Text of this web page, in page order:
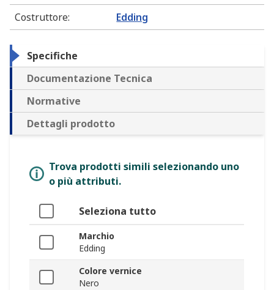
Costruttore: Edding
Specifiche
Documentazione Tecnica
Normative
Dettagli prodotto
Trova prodotti simili selezionando uno
o più attributi.
Seleziona tutto
Marchio
Edding
Colore vernice
Nero